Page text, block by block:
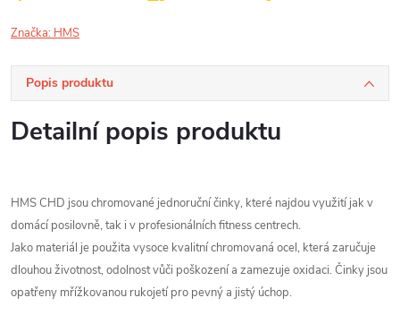
Značka: HMS
Popis produktu
Detailní popis produktu
HMS CHD jsou chromované jednoruční činky, které najdou využití jak v
domácí posilovně, tak i v profesionálních fitness centrech.
Jako materiál je použita vysoce kvalitní chromovaná ocel, která zaručuje
dlouhou životnost, odolnost vůči poškození a zamezuje oxidaci. Činky jsou
opatřeny mřížkovanou rukojetí pro pevný a jistý úchop.